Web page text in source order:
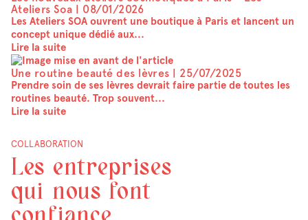
Ateliers Soa | 08/01/2026
Les Ateliers SOA ouvrent une boutique à Paris et lancent un
concept unique dédié aux...
Lire la suite
Une routine beauté des lèvres | 25/07/2025
Prendre soin de ses lèvres devrait faire partie de toutes les
routines beauté. Trop souvent...
Lire la suite
COLLABORATION
Les entreprises
qui nous font